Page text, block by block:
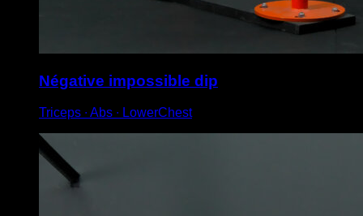
Négative impossible dip
Triceps ∙ Abs ∙ LowerChest